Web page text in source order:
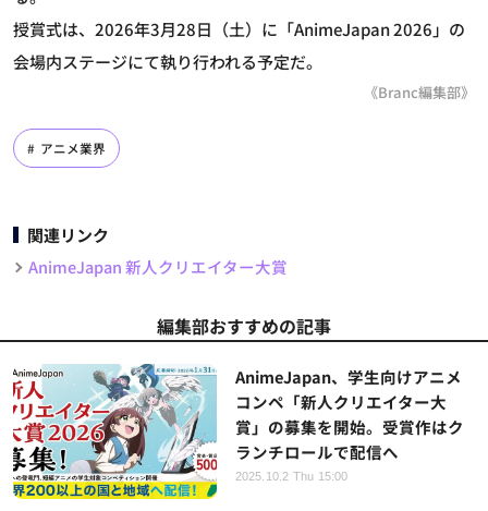
授賞式は、2026年3月28日（土）に「AnimeJapan 2026」の
会場内ステージにて執り行われる予定だ。
《Branc編集部》
アニメ業界
関連リンク
AnimeJapan 新人クリエイター大賞
編集部おすすめの記事
AnimeJapan、学生向けアニメ
コンペ「新人クリエイター大
賞」の募集を開始。受賞作はク
ランチロールで配信へ
2025.10.2 Thu 15:00